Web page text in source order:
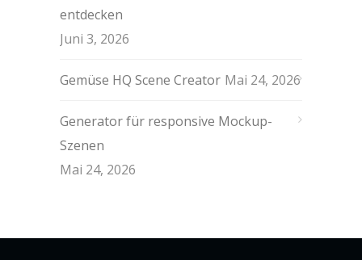
entdecken
Juni 3, 2026
Gemüse HQ Scene Creator Mai 24, 2026
Generator für responsive Mockup-
Szenen
Mai 24, 2026